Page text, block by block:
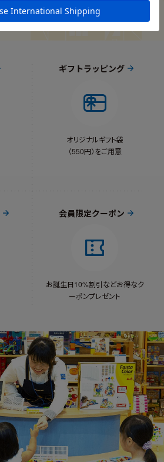
ギフトラッピング
オリジナルギフト袋
（550円）をご用意
会員限定クーポン
お誕生日10%割引などお得なク
ーポンプレゼント